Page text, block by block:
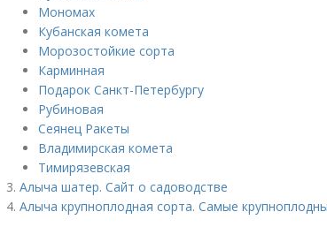
Мономах
Кубанская комета
Морозостойкие сорта
Карминная
Подарок Санкт-Петербургу
Рубиновая
Сеянец Ракеты
Владимирская комета
Тимирязевская
Алыча шатер. Сайт о садоводстве
Алыча крупноплодная сорта. Самые